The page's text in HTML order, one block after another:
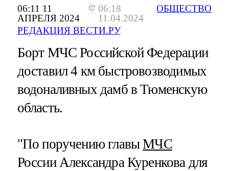
06:11 11
АПРЕЛЯ 2024
06:18
11.04.2024
РЕДАКЦИЯ ВЕСТИ.РУ
ОБЩЕСТВО
Борт МЧС Российской Федерации
доставил 4 км быстровозводимых
водоналивных дамб в Тюменскую
область.
"По поручению главыМЧС
России Александра Куренкова для